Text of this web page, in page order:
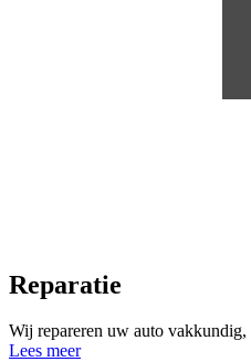
Reparatie
Wij repareren uw auto
Lees meer